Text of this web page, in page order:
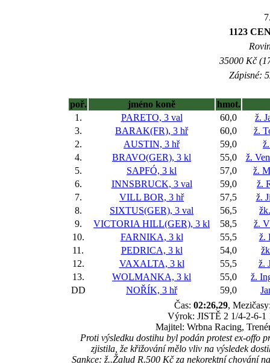
1123
35000 Kč
Zápisné:
poř. jméno koně
hmot.
1.
PARETO, 3 val 60,0
ž.
3.
BARAK(FR), 3 hř 60,0
ž.
2.
AUSTIN, 3 hř 59,0
4.
BRAVO(GER), 3 kl 55,0
ž.
5.
SAPFÓ, 3 kl 57,0
ž.
6.
INNSBRUCK, 3 val 59,0
ž.
7.
VILL BOR, 3 hř 57,5
ž.
8.
SIXTUS(GER), 3 val 56,5
9.
VICTORIA HILL(GER), 3 kl 58,5
ž.
10.
FARNIKA, 3 kl 55,5
ž.
11.
PEDRICA, 3 kl 54,0
12.
VAXALTA, 3 kl 55,5
ž.
13.
WOLMANKA, 3 kl 55,0
ž.
DD
NOŘÍK, 3 hř 59,0
Čas: 02:26,29,
Výrok: JISTĚ 2 1/4-2-6-1
Majitel: Wrbna Racing,
Proti výsledku dostihu byl podán protest ex-offo
zjistila, že křižování mělo vliv na výsledek
Sankce: ž..Žalud R.500 Kč za nekorektní chování